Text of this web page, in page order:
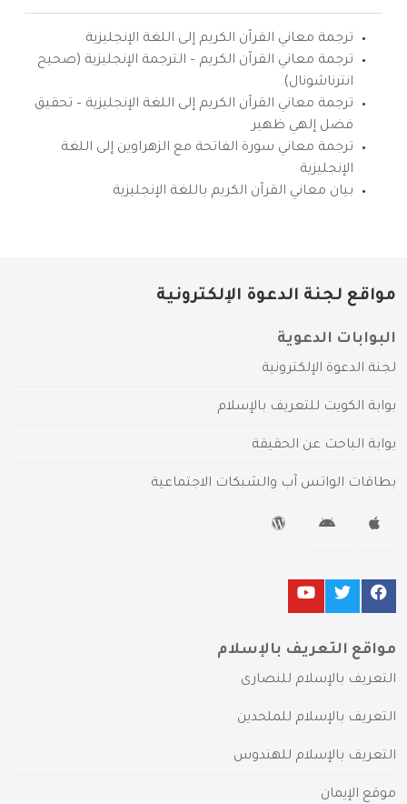
ترجمة معاني القرآن الكريم إلى اللغة الإنجليزية
ترجمة معاني القرآن الكريم – الترجمة الإنجليزية (صحيح
انترناشونال)
ترجمة معاني القرآن الكريم إلى اللغة الإنجليزية – تحقيق
فضل إلهي ظهير
ترجمة معاني سورة الفاتحة مع الزهراوين إلى اللغة
الإنجليزية
بيان معاني القرآن الكريم باللغة الإنجليزية
مواقع لجنة الدعوة الإلكترونية
البوابات الدعوية
لجنة الدعوة الإلكترونية
بوابة الكويت للتعريف بالإسلام
بوابة الباحث عن الحقيقة
بطاقات الواتس آب والشبكات الاجتماعية
مواقع التعريف بالإسلام
التعريف بالإسلام للنصارى
التعريف بالإسلام للملحدين
التعريف بالإسلام للهندوس
موقع الإيمان